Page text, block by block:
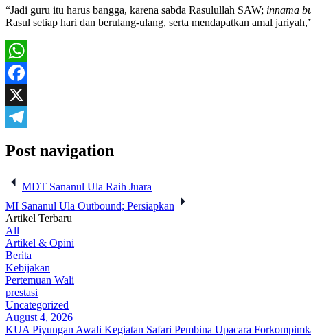
“Jadi guru itu harus bangga, karena sabda Rasulullah SAW; innama
Rasul setiap hari dan berulang-ulang, serta mendapatkan amal
WhatsApp
Facebook
X
Post navigation
MDT Sananul Ula Raih Juara
MI Sananul Ula Outbound; Persiapkan
Artikel Terbaru
All
Artikel & Opini
Berita
Kebijakan
Pertemuan Wali
prestasi
Uncategorized
August 4, 2026
KUA Piyungan Awali Kegiatan Safari Pembina Upacara